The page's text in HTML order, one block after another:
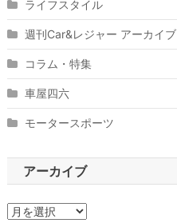
ライフスタイル
週刊Car&レジャー アーカイブ
コラム・特集
車屋四六
モータースポーツ
アーカイブ
ア